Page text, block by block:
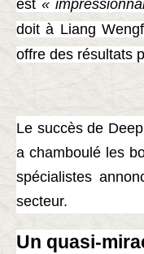
est «
doit à Liang
offre des résultats
Le succès de
a chamboulé les
spécialistes
secteur.
Un quasi-